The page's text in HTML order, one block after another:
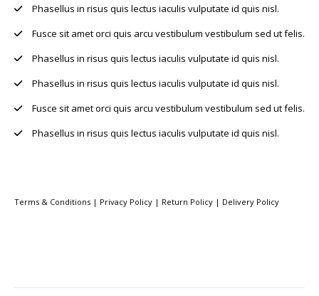
Phasellus in risus quis lectus iaculis vulputate id quis nisl.
Fusce sit amet orci quis arcu vestibulum vestibulum sed ut felis.
Phasellus in risus quis lectus iaculis vulputate id quis nisl.
Phasellus in risus quis lectus iaculis vulputate id quis nisl.
Fusce sit amet orci quis arcu vestibulum vestibulum sed ut felis.
Phasellus in risus quis lectus iaculis vulputate id quis nisl.
Terms & Conditions | Privacy Policy | Return Policy | Delivery Policy